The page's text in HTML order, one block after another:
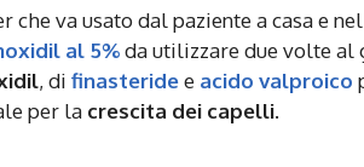
che va usato dal paziente a casa e
al 5%da utilizzare due volte al
, di finasteridee acido valproico
per la crescita dei capelli.